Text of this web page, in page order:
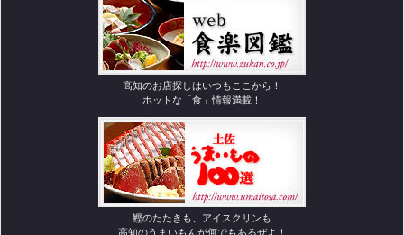
高知のお店探しはいつもここから！
ホットな「食」情報満載！
鰹のたたきも、アイスクリンも
高知のうまいもんが何でもあるぜよ！